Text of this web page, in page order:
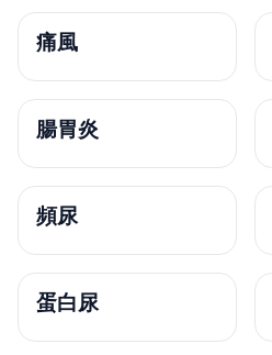
痛風
腸胃炎
頻尿
蛋白尿